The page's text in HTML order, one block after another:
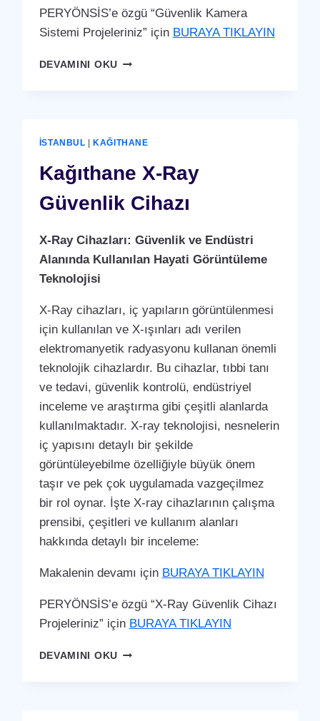
PERYÖNSİS’e özgü “Güvenlik Kamera
Sistemi Projeleriniz” için BURAYA TIKLAYIN
DEVAMINI OKUKAĞITHANE
İSTANBUL KAĞITHANE
Kağıthane X-Ray
Güvenlik Cihazı
X-Ray Cihazları: Güvenlik ve Endüstri
Alanında Kullanılan Hayati Görüntüleme
Teknolojisi
X-Ray cihazları, iç yapıların görüntülenmesi
için kullanılan ve X-ışınları adı verilen
elektromanyetik radyasyonu kullanan önemli
teknolojik cihazlardır. Bu cihazlar, tıbbi tanı
ve tedavi, güvenlik kontrolü, endüstriyel
inceleme ve araştırma gibi çeşitli alanlarda
kullanılmaktadır. X-ray teknolojisi, nesnelerin
iç yapısını detaylı bir şekilde
görüntüleyebilme özelliğiyle büyük önem
taşır ve pek çok uygulamada vazgeçilmez
bir rol oynar. İşte X-ray cihazlarının çalışma
prensibi, çeşitleri ve kullanım alanları
hakkında detaylı bir inceleme:
Makalenin devamı için BURAYA TIKLAYIN
PERYÖNSİS’e özgü “X-Ray Güvenlik Cihazı
Projeleriniz” için BURAYA TIKLAYIN
DEVAMINI OKUKAĞITHANE